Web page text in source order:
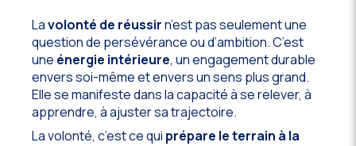
Lavolonté de réussirn’est pas seulement une
question de persévérance ou d’ambition. C’est
une énergie intérieure, un engagement durable
envers soi-même et envers un sens plus grand.
Elle se manifeste dans la capacité à se relever, à
apprendre, à ajuster sa trajectoire.
La volonté, c’est ce qui prépare le terrain à la